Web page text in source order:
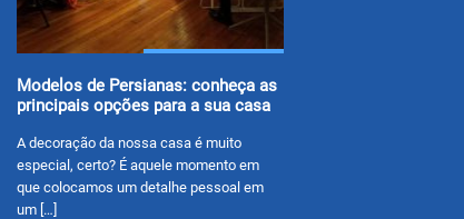
Modelos de Persianas: conheça as
principais opções para a sua casa
A decoração da nossa casa é muito
especial, certo? É aquele momento em
que colocamos um detalhe pessoal em
um […]